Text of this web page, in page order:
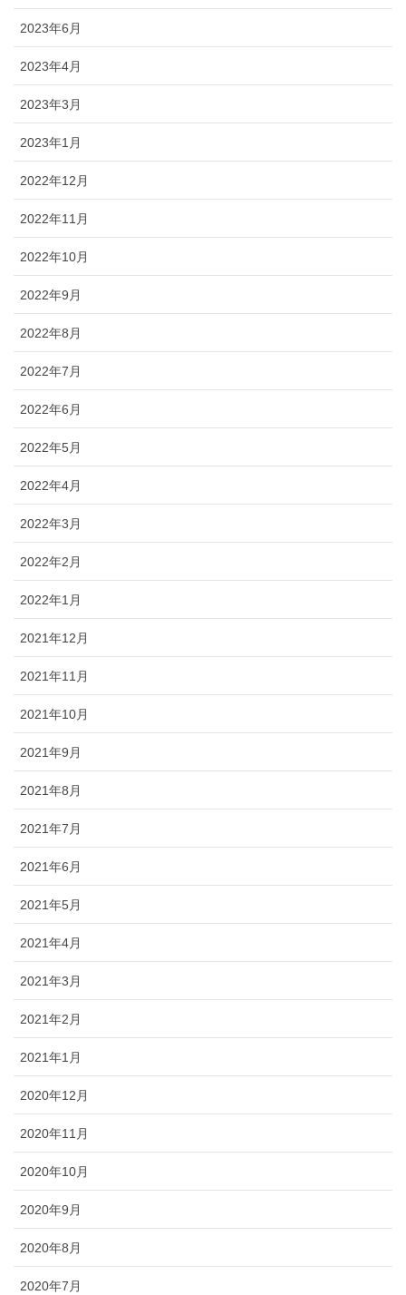
2023年6月
2023年4月
2023年3月
2023年1月
2022年12月
2022年11月
2022年10月
2022年9月
2022年8月
2022年7月
2022年6月
2022年5月
2022年4月
2022年3月
2022年2月
2022年1月
2021年12月
2021年11月
2021年10月
2021年9月
2021年8月
2021年7月
2021年6月
2021年5月
2021年4月
2021年3月
2021年2月
2021年1月
2020年12月
2020年11月
2020年10月
2020年9月
2020年8月
2020年7月